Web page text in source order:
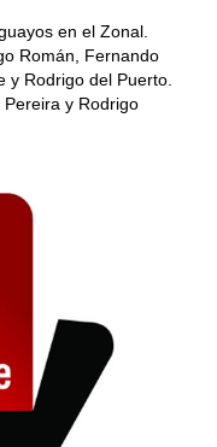
en el Zonal.
Román, Fernando
Rodrigo del Puerto.
y Rodrigo